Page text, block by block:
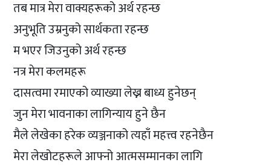
तब मात्र मेरा वाक्यहरूको अर्थ रहन्छ
अनुभूति उम्रनुको सार्थकता रहन्छ
म भएर जिउनुको अर्थ रहन्छ
नत्र मेरा कलमहरू
दासत्वमा रमाएको व्याख्या लेख्न बाध्य हुनेछन्
जुन मेरा भावनाका लागिन्याय हुने छैन
मैले लेखेका हरेक व्यञ्जनाको त्यहाँ महत्त्व रहनेछैन
मेरा लेखोटहरूले आफ्नो आत्मसम्मानका लागि